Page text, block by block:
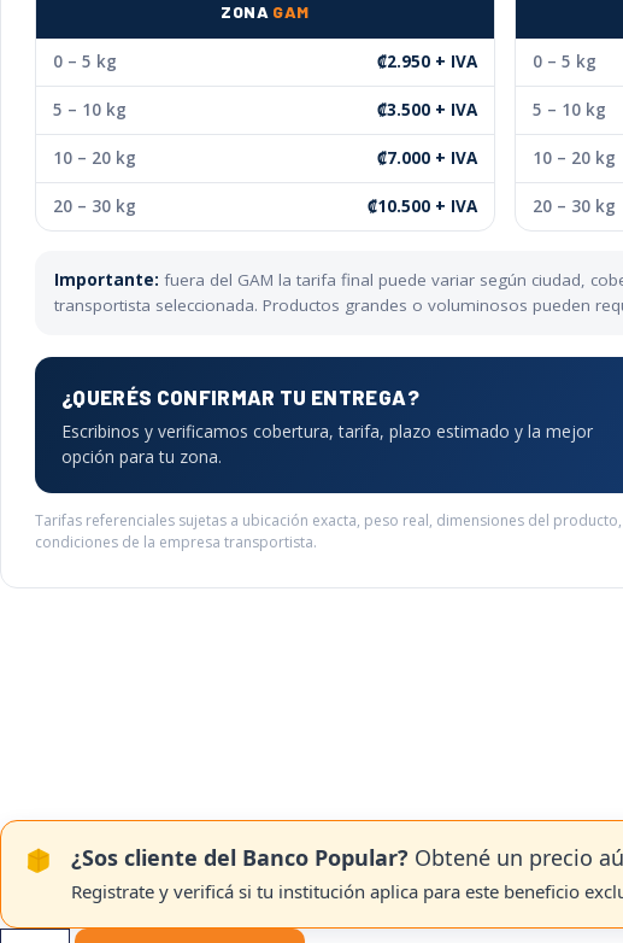
ZONA GAM
0 – 5 kg ₡2.950 + IVA
5 – 10 kg ₡3.500 + IVA
10 – 20 kg ₡7.000 + IVA
20 – 30 kg ₡10.500 + IVA
0 – 5 kg
5 – 10 kg
10 – 20 kg
20 – 30 kg
Importante: fuera del GAM la tarifa final puede variar según ciudad,
transportista seleccionada. Productos grandes o voluminosos pueden
¿QUERÉS CONFIRMAR TU ENTREGA?
Escribinos y verificamos cobertura, tarifa, plazo estimado y la mejor
opción para tu zona.
Tarifas referenciales sujetas a ubicación exacta, peso real, dimensiones del
condiciones de la empresa transportista.
¿Sos cliente del Banco Popular? Obtené un precio
Registrate y verificá si tu institución aplica para este beneficio
TP-